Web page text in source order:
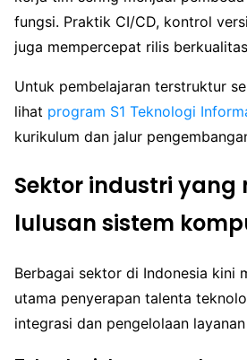
fungsi. Praktik CI/CD, kontrol
juga mempercepat rilis
Untuk pembelajaran terstruktur
lihat program S1 Teknologi
kurikulum dan jalur
Sektor industri yang
lulusan sistem
Berbagai sektor di Indonesia kini
utama penyerapan talenta
integrasi dan pengelolaan